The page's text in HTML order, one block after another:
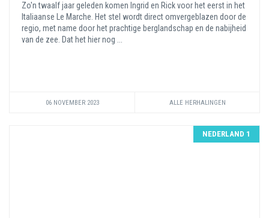
Zo'n twaalf jaar geleden komen Ingrid en Rick voor het eerst in het
Italiaanse Le Marche. Het stel wordt direct omvergeblazen door de
regio, met name door het prachtige berglandschap en de nabijheid
van de zee. Dat het hier nog ...
06 NOVEMBER 2023 ALLE HERHALINGEN
NEDERLAND 1